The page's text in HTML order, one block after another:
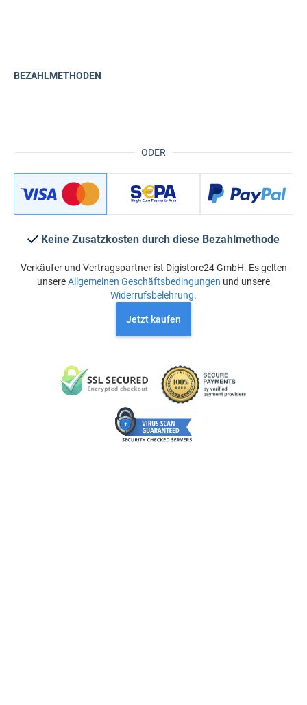
ODER
BEZAHLMETHODEN
Keine Zusatzkosten durch diese Bezahlmethode
Verkäufer und Vertragspartner ist Digistore24 GmbH. Es gelten
unsereAllgemeinen Geschäftsbedingungen und unsere
Widerrufsbelehrung.
Jetzt kaufen